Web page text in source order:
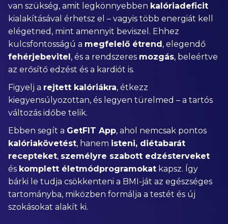
van szükség, amit legkönnyebben kalóriadeficit
kialakításával érhetsz el – vagyis több energiát kell
elégetned, mint amennyit beviszel. Ehhez
kulcsfontosságú a megfelelő étrend , elegendő
fehérjebevitel , és a rendszeres mozgás, beleértve
az erősítő edzést és a kardiót is.
Figyelj a rejtett kalóriákra, étkezz
kiegyensúlyozottan, és legyen türelmed – a tartós
változás időbe telik.
Ebben segít a GetFIT App, ahol nemcsak pontos
kalóriakövetést, hanem isteni, diétabarát
recepteket, személyre szabott edzésterveket
és komplett életmódprogramokat kapsz. Így
bárki le tudja csökkenteni a BMI-ját az egészséges
tartományba, miközben formálja a testét és új
szokásokat alakít ki.